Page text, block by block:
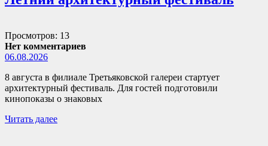
Просмотров: 13
Нет комментариев
06.08.2026
8 августа в филиале Третьяковской галереи стартует
архитектурный фестиваль. Для гостей подготовили
кинопоказы о знаковых
Читать далее